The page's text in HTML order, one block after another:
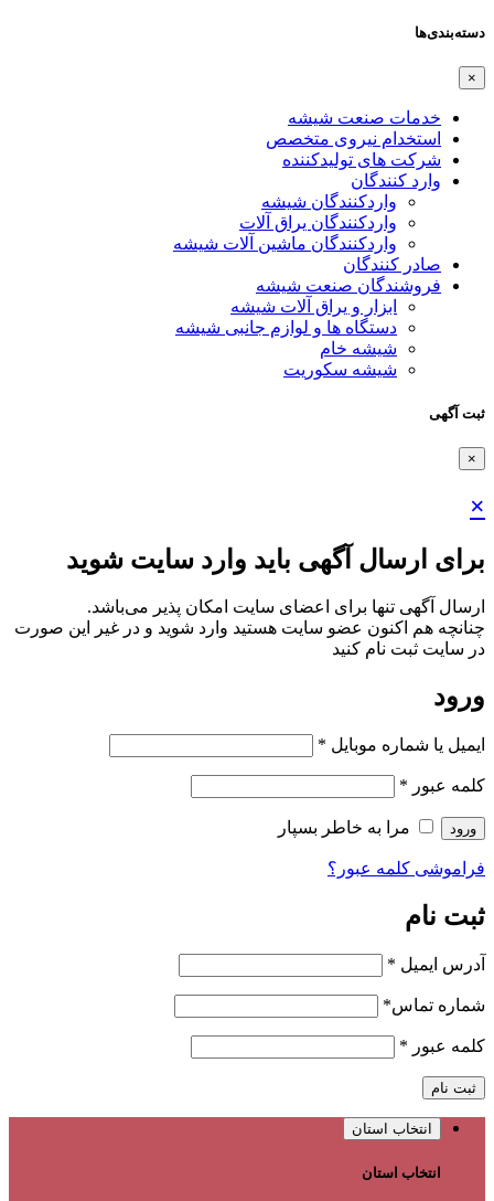
دسته‌بندی‌ها
×
خدمات صنعت شیشه
استخدام نیروی متخصص
شرکت های تولیدکننده
وارد کنندگان
واردکنندگان شیشه
واردکنندگان یراق آلات
واردکنندگان ماشین آلات شیشه
صادر کنندگان
فروشندگان صنعت شیشه
ابزار و یراق آلات شیشه
دستگاه ها و لوازم جانبی شیشه
شیشه خام
شیشه سکوریت
ثبت آگهی
×
×
برای ارسال آگهی باید وارد سایت شوید
ارسال آگهی تنها برای اعضای سایت امکان پذیر می‌باشد.
چنانچه هم‌ اکنون عضو سایت هستید وارد شوید و در غیر این صورت
در سایت ثبت نام کنید
ورود
ایمیل یا شماره موبایل *
کلمه عبور *
ورود مرا به خاطر بسپار
فراموشی کلمه عبور؟
ثبت نام
آدرس ایمیل *
شماره تماس*
کلمه عبور *
ثبت نام
انتخاب استان
انتخاب استان